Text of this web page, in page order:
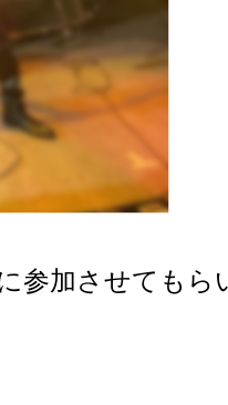
参加させてもら